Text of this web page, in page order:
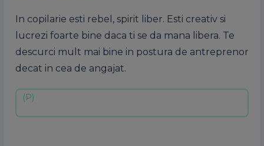
In copilarie esti rebel, spirit liber. Esti creativ si
lucrezi foarte bine daca ti se da mana libera. Te
descurci mult mai bine in postura de antreprenor
decat in cea de angajat.